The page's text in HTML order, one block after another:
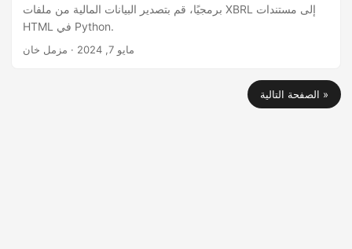
برمجيًا، قم بتصدير البيانات المالية من ملفات XBRL إلى مستندات
HTML في Python.
مايو 7, 2024 · مزمل خان
الصفحة التالية »